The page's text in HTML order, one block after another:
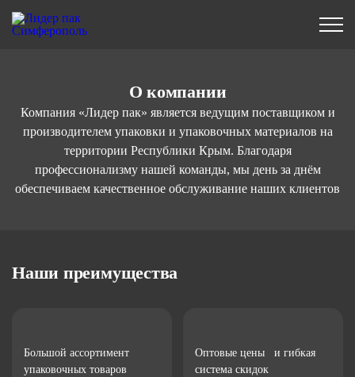
О компании
Компания «Лидер пак» является ведущим поставщиком и
производителем упаковки и упаковочных материалов на
территории Республики Крым. Благодаря
профессионализму нашей команды, мы день за днём
обеспечиваем качественное обслуживание наших клиентов
Наши преимущества
Большой ассортимент
упаковочных товаров
Оптовые цены и гибкая
система скидок